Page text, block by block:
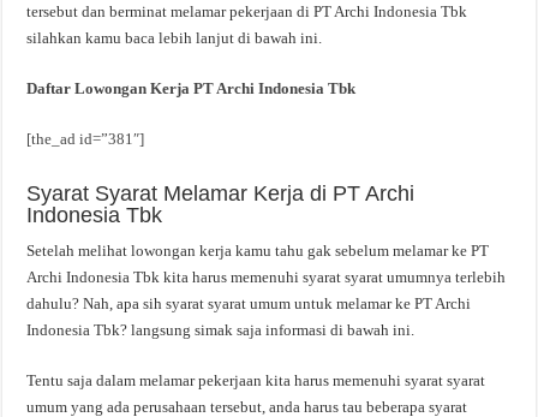
tersebut dan berminat melamar pekerjaan di PT Archi Indonesia Tbk
silahkan kamu baca lebih lanjut di bawah ini.
Daftar Lowongan Kerja PT Archi Indonesia Tbk
[the_ad id=”381″]
Syarat Syarat Melamar Kerja di PT Archi
Indonesia Tbk
Setelah melihat lowongan kerja kamu tahu gak sebelum melamar ke PT
Archi Indonesia Tbk kita harus memenuhi syarat syarat umumnya terlebih
dahulu? Nah, apa sih syarat syarat umum untuk melamar ke PT Archi
Indonesia Tbk? langsung simak saja informasi di bawah ini.
Tentu saja dalam melamar pekerjaan kita harus memenuhi syarat syarat
umum yang ada perusahaan tersebut, anda harus tau beberapa syarat